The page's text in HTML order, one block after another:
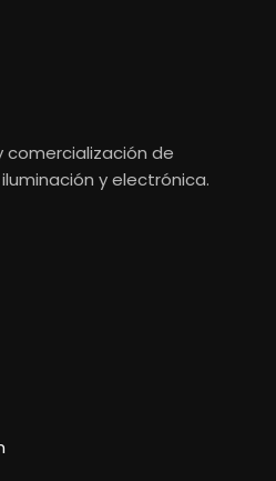
comercialización de
y electrónica.